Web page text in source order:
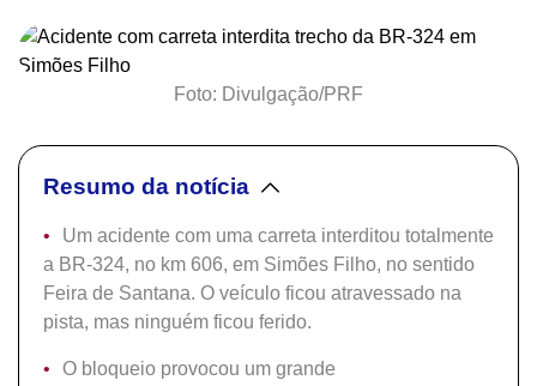
Foto: Divulgação/PRF
Resumo da notícia
Um acidente com uma carreta interditou totalmente
a BR-324, no km 606, em Simões Filho, no sentido
Feira de Santana. O veículo ficou atravessado na
pista, mas ninguém ficou ferido.
O bloqueio provocou um grande